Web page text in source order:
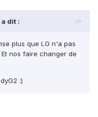
a dit :
plus que LG n'a pas
nos faire changer de
:)